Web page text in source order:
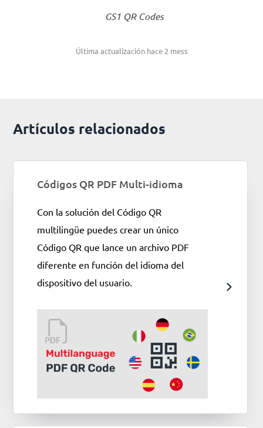
GS1 QR Codes
Última actualización hace 2 mess
Artículos relacionados
Códigos QR PDF Multi-idioma
Con la solución del Código QR
multilingüe puedes crear un único
Código QR que lance un archivo PDF
diferente en función del idioma del
dispositivo del usuario.